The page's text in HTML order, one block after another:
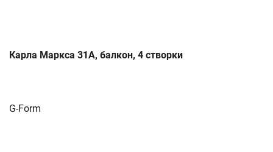
Карла Маркса 31А, балкон, 4 створки
G-Form